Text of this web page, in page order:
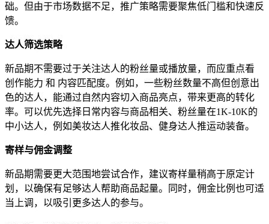
础。但由于市场数据不足，推广策略需要聚焦低门槛和快速反
馈。
达人筛选策略
新品期不需要过于关注达人的粉丝量或播放量，而应重点看
创作能力 和 内容匹配度。例如，一些粉丝数量不高但创意出
色的达人，能通过自然内容切入商品亮点，带来更高的转化
率。可以优先选择日常内容与商品相关、粉丝量在1K-10K的
中小达人，例如美妆达人推化妆品、健身达人推运动装备。
寄样与佣金调整
新品期需要更大范围地尝试合作，建议寄样量稍高于原定计
划，以确保有足够达人帮助商品起量。同时，佣金比例也可适
当上调，以吸引更多达人的参与。